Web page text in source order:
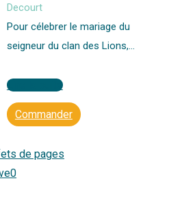
Decourt
Pour célebrer le mariage du
seigneur du clan des Lions,…
Lire la suite
Commander
de pages
0